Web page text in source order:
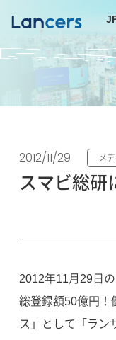
2012/11/29 メ
スマビ総研
2012年11月29日
総登録額50億円！
ス」として「ラン